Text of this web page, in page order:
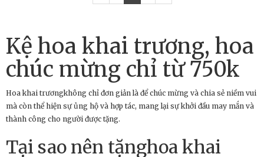
Kệ hoa khai trương, hoa
chúc mừng chỉ từ 750k
Hoa khai trươngkhông chỉ đơn giản là để chúc mừng và chia sẻ niềm vui
mà còn thể hiện sự ủng hộ và hợp tác, mang lại sự khởi đầu may mắn và
thành công cho người được tặng.
Tại sao nên tặnghoa khai